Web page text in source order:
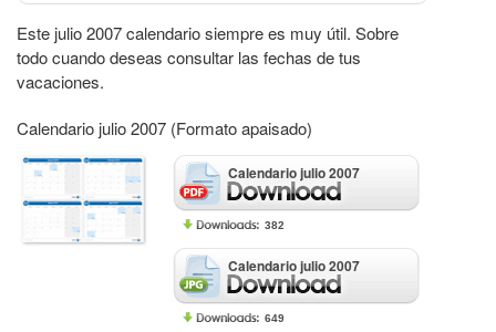
Este julio 2007 calendario siempre es muy útil. Sobre
todo cuando deseas consultar las fechas de tus
vacaciones.
Calendario julio 2007 (Formato apaisado)
Calendario julio 2007
382
Calendario julio 2007
649